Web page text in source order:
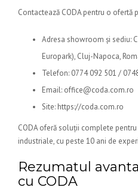
Contactează CODA pentru o ofertă
Adresa showroom și sediu:
Europark), Cluj-Napoca,
Telefon: 0774 092 501 /
Email: office@coda.com.ro
Site: https://coda.com.ro
CODA oferă soluții complete
industriale, cu peste 10 ani de
Rezumatul
cu CODA